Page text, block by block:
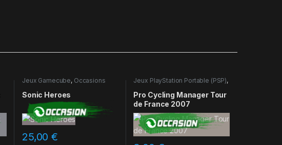
Jeux Gamecube, Occasions
Sonic Heroes
25,00€
Jeux PlayStation Portable (PSP),
Occasions
Pro Cycling Manager Tour
de France 2007